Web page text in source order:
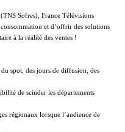
Sofres), France Télévisions
et d’offrir des solutions
à la réalité des ventes !
spot, des jours de diffusion, des
de scinder les départements 
régionaux lorsque l’audience de